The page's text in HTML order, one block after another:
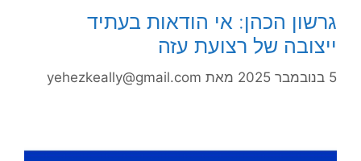
גרשון הכהן: אי הודאות בעתיד
ייצובה של רצועת עזה
5 בנובמבר 2025 מאת yehezkeally@gmail.com